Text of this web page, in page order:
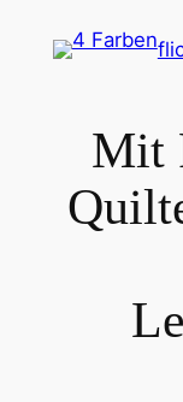
Inhalt
Mit